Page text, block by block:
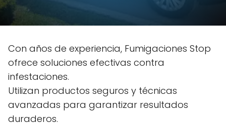
Con años de experiencia, Fumigaciones Stop
ofrece soluciones efectivas contra
infestaciones.
Utilizan productos seguros y técnicas
avanzadas para garantizar resultados
duraderos.